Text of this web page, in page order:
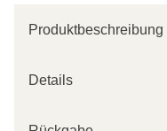
Produktbeschreibung
Details